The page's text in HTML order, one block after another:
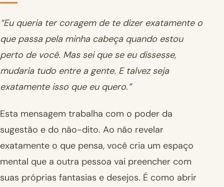
“Eu queria ter coragem de te dizer exatamente o
que passa pela minha cabeça quando estou
perto de você. Mas sei que se eu dissesse,
mudaria tudo entre a gente. E talvez seja
exatamente isso que eu quero.”
Esta mensagem trabalha com o poder da
sugestão e do não-dito. Ao não revelar
exatamente o que pensa, você cria um espaço
mental que a outra pessoa vai preencher com
suas próprias fantasias e desejos. É como abrir